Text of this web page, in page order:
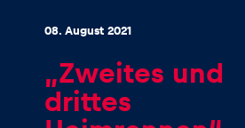
08. August 2021
„Zweites und
drittes